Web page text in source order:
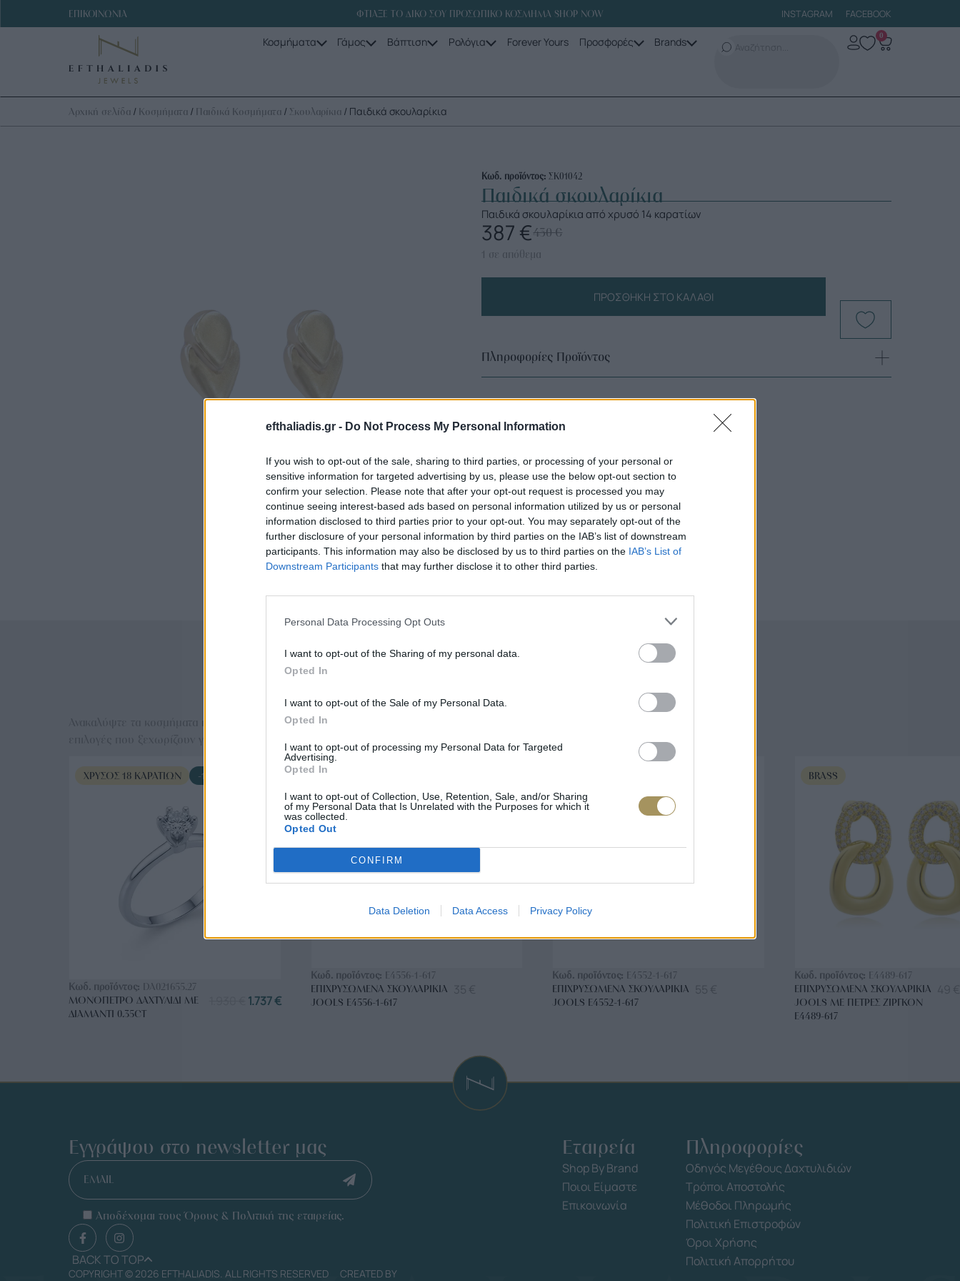
efthaliadis.gr - Do Not Process My Personal Information
If you wish to opt-out of the sale, sharing to third parties, or processing of your personal or
sensitive information for targeted advertising by us, please use the below opt-out section to
confirm your selection. Please note that after your opt-out request is processed you may
continue seeing interest-based ads based on personal information utilized by us or personal
information disclosed to third parties prior to your opt-out. You may separately opt-out of the
further disclosure of your personal information by third parties on the IAB’s list of downstream
participants. This information may also be disclosed by us to third parties on the IAB’s List of
Downstream Participants that may further disclose it to other third parties.
Personal Data Processing Opt Outs
I want to opt-out of the Sharing of my personal data.
Opted In
I want to opt-out of the Sale of my Personal Data.
Opted In
I want to opt-out of processing my Personal Data for Targeted
Advertising.
Opted In
I want to opt-out of Collection, Use, Retention, Sale, and/or Sharing
of my Personal Data that Is Unrelated with the Purposes for which it
was collected.
Opted Out
CONFIRM
Data Deletion Data Access Privacy Policy
ΕΠΙΚΟΙΝΩΝΙΑ ΦΤΙΑΞΕ ΤΟ ΔΙΚΟ ΣΟΥ ΠΡΟΣΩΠΙΚΟ ΚΟΣΜΗΜΑ SHOP NOW INSTAGRAM FACEBOOK
Κοσμήματα Γάμος Βάπτιση Ρολόγια Forever Yours Προσφορές Brands 0
Αρχική σελίδα / Κοσμήματα / Παιδικά Κοσμήματα / Σκουλαρίκια / Παιδικά σκουλαρίκια
Κωδ. προϊόντος:ΣΚ01042
Παιδικά σκουλαρίκια
Παιδικά σκουλαρίκια από χρυσό 14 καρατίων
430€
387 €
1 σε απόθεμα
ΠΡΟΣΘΉΚΗ ΣΤΟ ΚΑΛΆΘΙ
Πληροφορίες Προϊόντος
Επιλογές Που Ταιριάζουν
Ανακαλύψτε τα κοσμήματα που αγαπήθηκαν περισσότερο! Εδώ θα βρείτε τις κορυφαίες
ΧΡΥΣΌΣ 18 ΚΑΡΑΤΊΩΝ -10%
Κωδ. προϊόντος: DA021655.27
ΜΟΝΌΠΕΤΡΟ ΔΑΧΤΥΛΊΔΙ ΜΕ
ΔΙΑΜΆΝΤΙ 0.35CT
1.737€
BRASS
Κωδ. προϊόντος: E4556-1-617
ΕΠΙΧΡΥΣΩΜΈΝΑ ΣΚΟΥΛΑΡΊΚΙΑ
JOOLS E4556-1-617
Κωδ. προϊόντος: E4552-1-617
ΕΠΙΧΡΥΣΩΜΈΝΑ ΣΚΟΥΛΑΡΊΚΙΑ
JOOLS E4552-1-617
BRASS
Κωδ. προϊόντος: E4489-617
ΕΠΙΧΡΥΣΩΜΈΝΑ ΣΚΟΥΛΑΡΊΚΙΑ
JOOLS ΜΕ ΠΈΤΡΕΣ ΖΙΡΓΚΌΝ
E4489-617
Εγγράψου στο newsletter μας
EMAIL
Αποδέχομαι τους Όρους & Πολιτική της εταιρείας.
BACK TO TOP
Εταιρεία
Shop By Brand
Ποιοι Είμαστε
Επικοινωνία
Πληροφορίες
Οδηγός Μεγέθους Δαχτυλιδιών
Τρόποι Αποστολής
Μέθοδοι Πληρωμής
Πολιτική Επιστροφών
Όροι Χρήσης
Πολιτική Απορρήτου
COPYRIGHT © 2026 EFTHALIADIS. ALL RIGHTS RESERVED CREATED BY